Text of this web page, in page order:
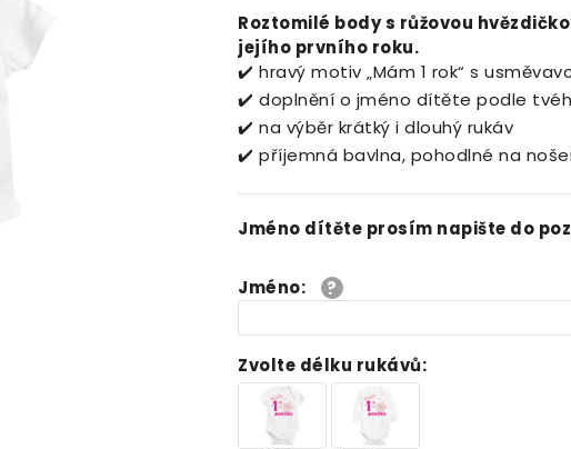
Roztomilé body s růžovou
jejího prvního roku.
✔️ hravý motiv „Mám 1 rok“ s
✔️ doplnění o jméno dítěte podle
✔️ na výběr krátký i dlouhý rukáv
✔️ příjemná bavlna, pohodlné na
Jméno dítěte prosím napište do
Jméno:
Zvolte délku rukávů: